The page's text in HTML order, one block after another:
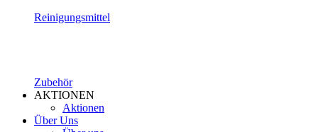
Reinigungsmittel
Zubehör
AKTIONEN
Aktionen
Über Uns